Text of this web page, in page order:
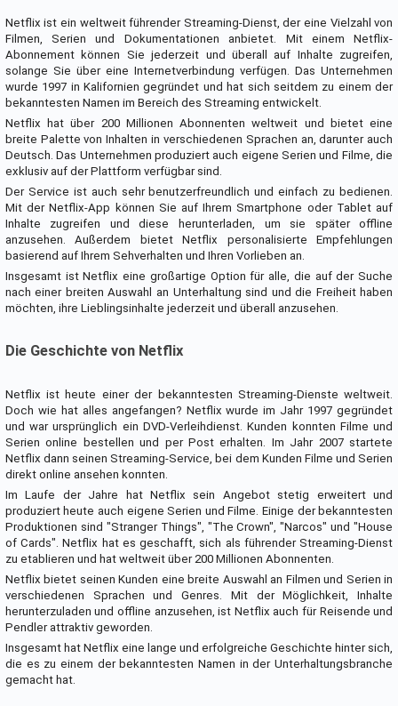
Netflix ist ein weltweit führender Streaming-Dienst, der eine Vielzahl von
Filmen, Serien und Dokumentationen anbietet. Mit einem Netflix-
Abonnement können Sie jederzeit und überall auf Inhalte zugreifen,
solange Sie über eine Internetverbindung verfügen. Das Unternehmen
wurde 1997 in Kalifornien gegründet und hat sich seitdem zu einem der
bekanntesten Namen im Bereich des Streaming entwickelt.
Netflix hat über 200 Millionen Abonnenten weltweit und bietet eine
breite Palette von Inhalten in verschiedenen Sprachen an, darunter auch
Deutsch. Das Unternehmen produziert auch eigene Serien und Filme, die
exklusiv auf der Plattform verfügbar sind.
Der Service ist auch sehr benutzerfreundlich und einfach zu bedienen.
Mit der Netflix-App können Sie auf Ihrem Smartphone oder Tablet auf
Inhalte zugreifen und diese herunterladen, um sie später offline
anzusehen. Außerdem bietet Netflix personalisierte Empfehlungen
basierend auf Ihrem Sehverhalten und Ihren Vorlieben an.
Insgesamt ist Netflix eine großartige Option für alle, die auf der Suche
nach einer breiten Auswahl an Unterhaltung sind und die Freiheit haben
möchten, ihre Lieblingsinhalte jederzeit und überall anzusehen.
Die Geschichte von Netflix
Netflix ist heute einer der bekanntesten Streaming-Dienste weltweit.
Doch wie hat alles angefangen? Netflix wurde im Jahr 1997 gegründet
und war ursprünglich ein DVD-Verleihdienst. Kunden konnten Filme und
Serien online bestellen und per Post erhalten. Im Jahr 2007 startete
Netflix dann seinen Streaming-Service, bei dem Kunden Filme und Serien
direkt online ansehen konnten.
Im Laufe der Jahre hat Netflix sein Angebot stetig erweitert und
produziert heute auch eigene Serien und Filme. Einige der bekanntesten
Produktionen sind "Stranger Things", "The Crown", "Narcos" und "House
of Cards". Netflix hat es geschafft, sich als führender Streaming-Dienst
zu etablieren und hat weltweit über 200 Millionen Abonnenten.
Netflix bietet seinen Kunden eine breite Auswahl an Filmen und Serien in
verschiedenen Sprachen und Genres. Mit der Möglichkeit, Inhalte
herunterzuladen und offline anzusehen, ist Netflix auch für Reisende und
Pendler attraktiv geworden.
Insgesamt hat Netflix eine lange und erfolgreiche Geschichte hinter sich,
die es zu einem der bekanntesten Namen in der Unterhaltungsbranche
gemacht hat.